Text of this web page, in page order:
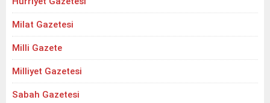
Milat Gazetesi
Milli Gazete
Milliyet Gazetesi
Sabah Gazetesi